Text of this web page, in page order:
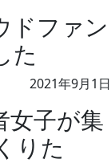
ドファン
た
2021年9月1日
女子が集
りた